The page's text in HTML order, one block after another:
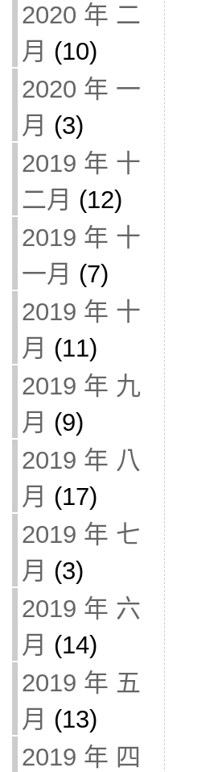
2020 年 二
月 (10)
2020 年 一
月 (3)
2019 年 十
二月 (12)
2019 年 十
一月 (7)
2019 年 十
月 (11)
2019 年 九
月 (9)
2019 年 八
月 (17)
2019 年 七
月 (3)
2019 年 六
月 (14)
2019 年 五
月 (13)
2019 年 四